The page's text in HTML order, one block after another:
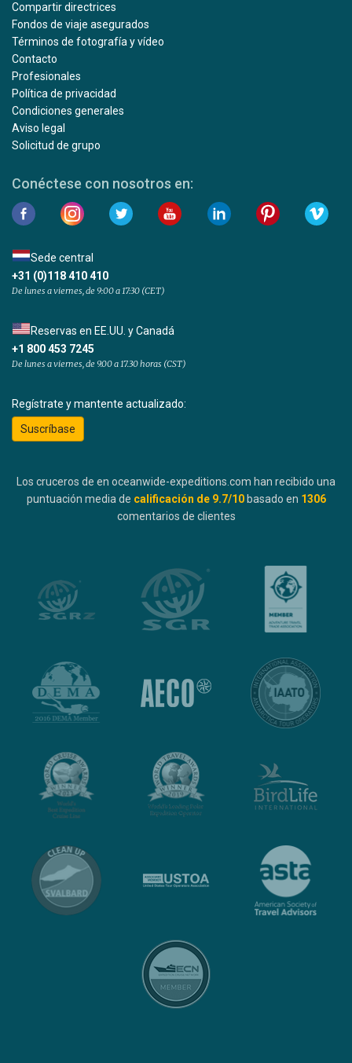
Compartir directrices
Fondos de viaje asegurados
Términos de fotografía y vídeo
Contacto
Profesionales
Política de privacidad
Condiciones generales
Aviso legal
Solicitud de grupo
Conéctese con nosotros en:
Sede central
+31 (0)118 410 410
De lunes a viernes, de 9:00 a 17:30 (CET)
Reservas en EE.UU. y Canadá
+1 800 453 7245
De lunes a viernes, de 9.00 a 17.30 horas (CST)
Regístrate y mantente actualizado:
Suscríbase
Los cruceros de en oceanwide-expeditions.com han recibido una
puntuación media de calificación de 9.7/10 basado en 1306
comentarios de clientes